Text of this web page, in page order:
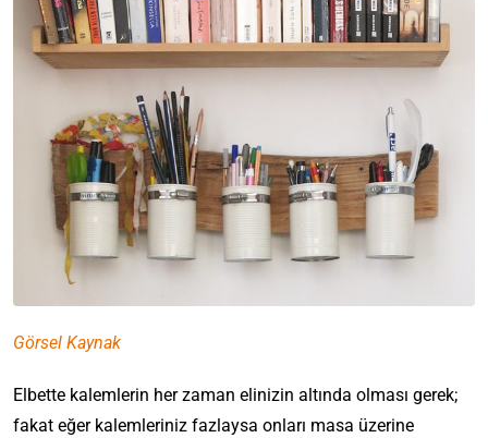
Görsel Kaynak
Elbette kalemlerin her zaman elinizin altında olması gerek;
fakat eğer kalemleriniz fazlaysa onları masa üzerine